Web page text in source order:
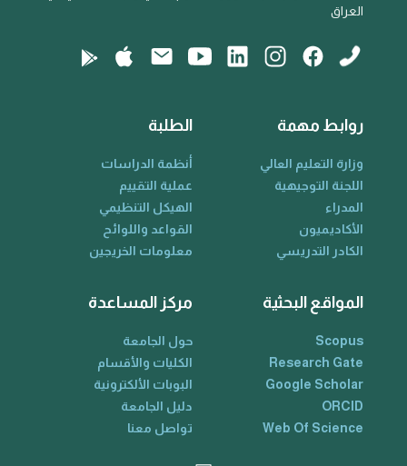
العراق
روابط مهمة
وزارة التعليم العالي
اللجنة التوجيهية
المدراء
الأكاديميون
الكادر التدريسي
الطلبة
أنظمة الدراسات
عملية التقييم
الهيكل التنظيمي
القواعد واللوائح
معلومات الخريجين
المواقع البحثية
Scopus
Research Gate
Google Scholar
ORCID
Web Of Science
مركز المساعدة
حول الجامعة
الكليات والأقسام
البوبات الألكترونية
دليل الجامعة
تواصل معنا